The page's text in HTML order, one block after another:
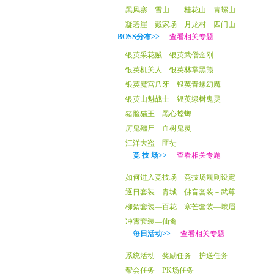
黑风寨
雪山 桂花山
青螺山
凝碧崖
戴家场 月龙村
四门山
BOSS分布>>
查看相关专题
银英采花贼
银英武僧金刚
银英机关人
银英林掌黑熊
银英魔宫爪牙
银英青螺幻魔
银英山魁战士
银英绿树鬼灵
猪脸猫王
黑心螳螂
厉鬼殭尸
血树鬼灵
江洋大盗
匪徒
竞 技 场>>
查看相关专题
如何进入竞技场
竞技场规则设定
逐日套装—青城
佛音套装－武尊
柳絮套装—百花
寒芒套装—峨眉
冲霄套装—仙禽
每日活动>>
查看相关专题
系统活动 奖励任务
护送任务
帮会任务
PK场任务